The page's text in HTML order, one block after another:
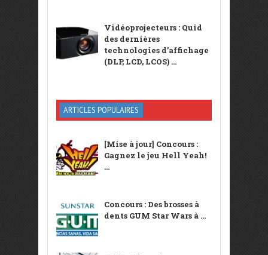
Vidéoprojecteurs : Quid
des dernières
technologies d’affichage
(DLP, LCD, LCOS) ...
ARTICLES POPULAIRES
[Mise à jour] Concours :
Gagnez le jeu Hell Yeah!
...
Concours : Des brosses à
dents GUM Star Wars à ...